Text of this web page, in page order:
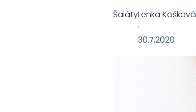
ŠalátyLenka Košková
·
30.7.2020